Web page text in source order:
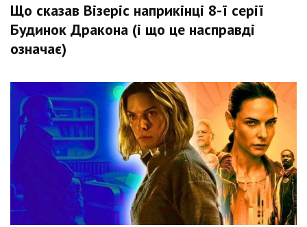
Що сказав Візеріс наприкінці 8-ї серії
Будинок Дракона (і що це насправді
означає)